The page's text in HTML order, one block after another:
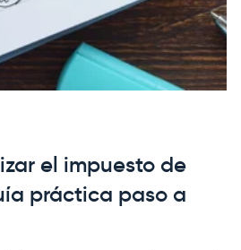
el impuesto de
práctica paso a